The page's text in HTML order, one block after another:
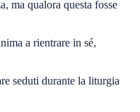
ma qualora questa fosse
a rientrare in sé,
seduti durante la liturgia